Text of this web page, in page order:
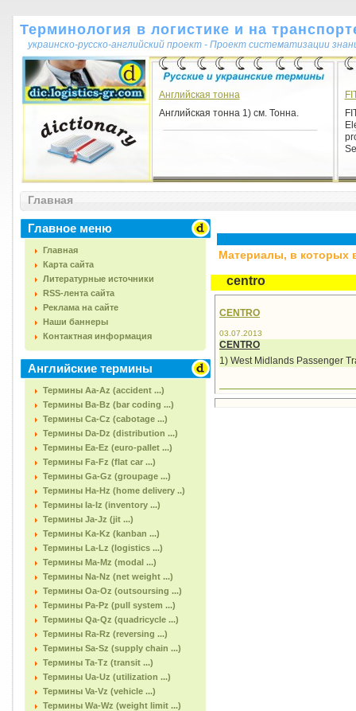
Терминология в логистике и на
украинско-русско-английский проект - Проект систематизации
Английская тонна
Английская тонна 1) см. Тонна.
Главная
Главное меню
Главная
Карта сайта
Литературные источники
RSS-лента сайта
Реклама на сайте
Наши баннеры
Контактная информация
Английские термины
Термины Aa-Az (accident ...)
Термины Ba-Bz (bar coding ...)
Термины Ca-Cz (cabotage ...)
Термины Da-Dz (distribution ...)
Термины Ea-Ez (euro-pallet ...)
Термины Fa-Fz (flat car ...)
Термины Ga-Gz (groupage ...)
Термины Ha-Hz (home delivery ..)
Термины Ia-Iz (inventory ...)
Термины Ja-Jz (jit ...)
Термины Ka-Kz (kanban ...)
Термины La-Lz (logistics ...)
Термины Ma-Mz (modal ...)
Термины Na-Nz (net weight ...)
Термины Oa-Oz (outsoursing ...)
Термины Pa-Pz (pull system ...)
Термины Qa-Qz (quadricycle ...)
Термины Ra-Rz (reversing ...)
Термины Sa-Sz (supply chain ...)
Термины Ta-Tz (transit ...)
Термины Ua-Uz (utilization ...)
Термины Va-Vz (vehicle ...)
Термины Wa-Wz (weight limit ...)
Материалы, в которых
centro
CENTRO
03.07.2013
CENTRO
1) West Midlands Passenger